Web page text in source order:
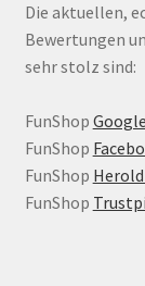
Die aktuellen,
Bewertungen
sehr stolz sind:
FunShop
FunShop
FunShop
FunShop